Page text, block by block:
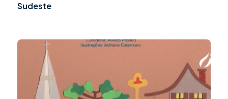
Sudeste